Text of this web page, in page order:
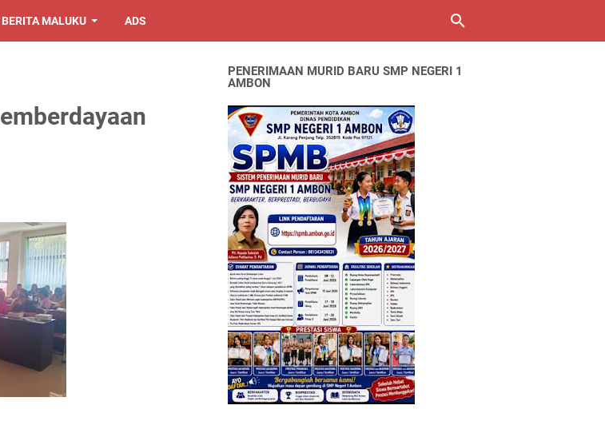
BERITA MALUKU ADS
PENERIMAAN MURID BARU SMP NEGERI 1
AMBON